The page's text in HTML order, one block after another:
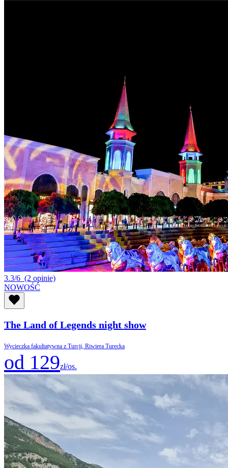
3.3/6 (2 opinie)
NOWOŚĆ
The Land of Legends night show
Wycieczka fakultatywna z Turcji, Riwiera Turecka
od 129zł/os.